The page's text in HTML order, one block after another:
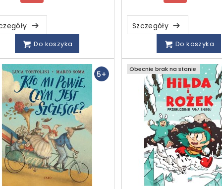
Do koszyka
Szczegóły
Do koszyka
5+
Obecnie brak na stanie